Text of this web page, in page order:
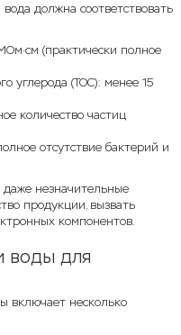
должна соответствовать
(практически полное
углерода (TOC): менее 15
количество частиц
отсутствие бактерий и
незначительные
продукции, вызвать
компонентов.
воды для
включает несколько